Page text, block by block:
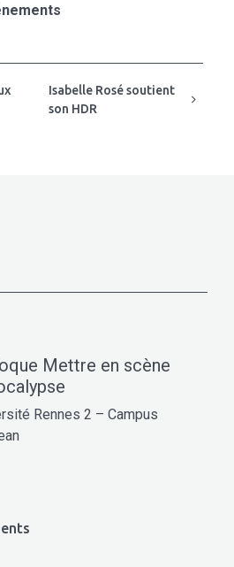
Isabelle Rosé soutient
son HDR
Mettre en scène
Rennes 2 – Campus